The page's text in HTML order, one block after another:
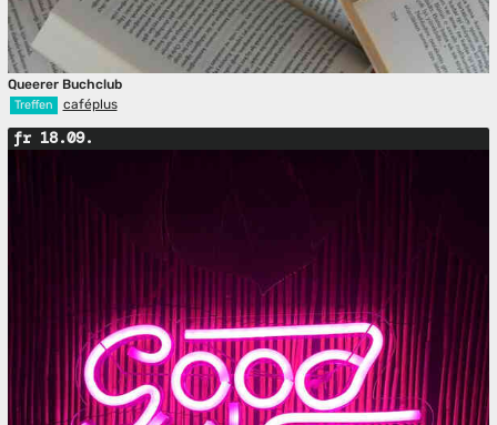
Queerer Buchclub
Treffen caféplus
fr 18.09.